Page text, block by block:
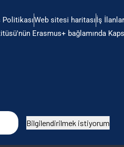
Web sitesi haritasıİş
Erasmus+ bağlamında
Bilgilendirilmek istiyorum